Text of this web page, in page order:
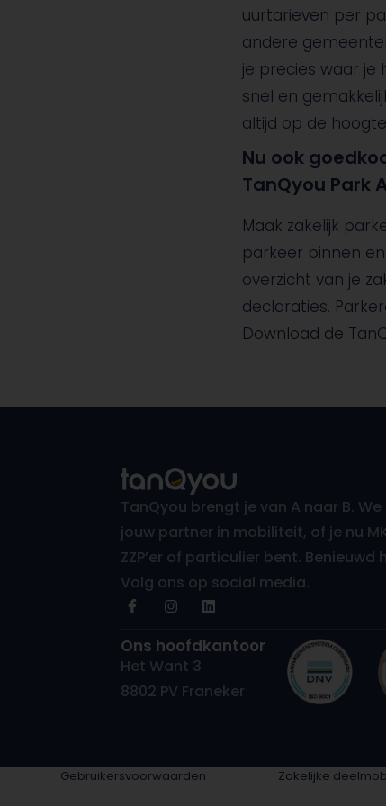
uurtarieven per
andere
je precies waar je
snel en
altijd op de
Nu ook
TanQyou Park
Maak zakelijk
parkeer binnen
overzicht van je
declaraties.
Download de
TanQyou brengt je van A naar B. We
jouw partner in mobiliteit, of je nu
ZZP’er of particulier bent. Benieuwd
Volg ons op social media.
Ons hoofdkantoor
Het Want 3
8802 PV Franeker
Gebruikersvoorwaarden Zakelijke